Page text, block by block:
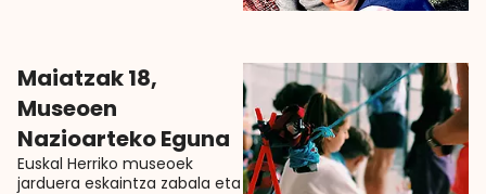
Maiatzak 18,
Museoen
Nazioarteko Eguna
Euskal Herriko museoek
jarduera eskaintza zabala eta